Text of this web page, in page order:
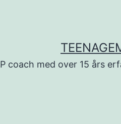
coach med over 15 års